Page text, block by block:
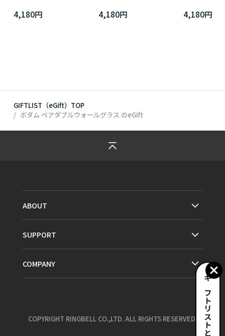
4,180円
4,180円
4,180円
GIFTLIST（eGift）TOP
ボダム ペアダブルウォールグラス のeGift
ギフトリストとは？
ABOUT
SUPPORT
COMPANY
COPYRIGHT RINGBELL CO.,LTD. ALL RIGHTS RESERVED.